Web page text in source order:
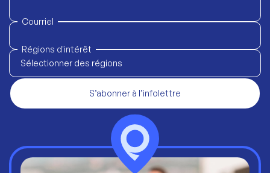
Courriel
Régions d'intérêt
Sélectionner des régions
S’abonner à l’infolettre